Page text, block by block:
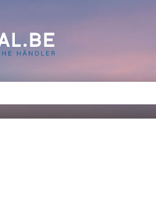
lokalen